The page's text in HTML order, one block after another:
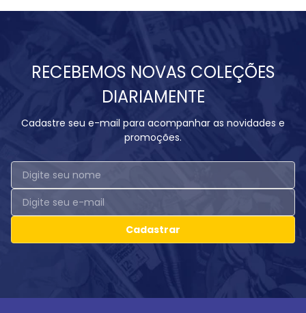
RECEBEMOS NOVAS COLEÇÕES
DIARIAMENTE
Cadastre seu e-mail para acompanhar as novidades e
promoções.
Cadastrar